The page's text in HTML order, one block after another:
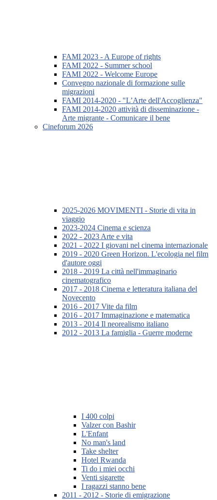
FAMI 2023 - A Europe of rights
FAMI 2022 - Summer school
FAMI 2022 - Welcome Europe
Convegno nazionale di formazione sulle
migrazioni
FAMI 2014-2020 - "L’Arte dell'Accoglienza"
FAMI 2014-2020 attività di disseminazione -
Arte migrante - Comunicare il bene
Cineforum 2026
2025-2026 MOVIMENTI - Storie di vita in
viaggio
2023-2024 Cinema e scienza
2022 - 2023 Arte e vita
2021 - 2022 I giovani nel cinema internazionale
2019 - 2020 Green Horizon. L'ecologia nel film
d'autore oggi
2018 - 2019 La città nell'immaginario
cinematografico
2017 - 2018 Cinema e letteratura italiana del
Novecento
2016 - 2017 Vite da film
2016 - 2017 Immaginazione e matematica
2013 - 2014 Il neorealismo italiano
2012 - 2013 La famiglia - Guerre moderne
I 400 colpi
Valzer con Bashir
L'Enfant
No man's land
Take shelter
Hotel Rwanda
Ti do i miei occhi
Venti sigarette
I ragazzi stanno bene
2011 - 2012 - Storie di emigrazione